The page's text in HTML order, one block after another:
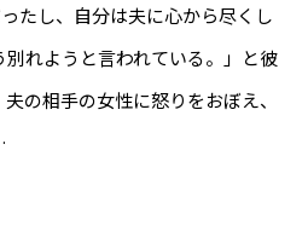
たし、自分は夫に心から尽くし
れようと言われている。」と彼
の相手の女性に怒りをおぼえ、